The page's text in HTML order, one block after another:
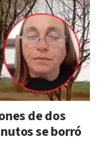
de dos
se borró